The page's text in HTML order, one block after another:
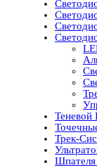
Теневой
Трек-